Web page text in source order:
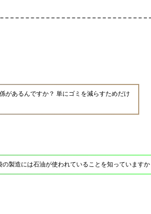
があるんですか？ 単にゴミを減らすためだけ
製造には石油が使われていることを知っていますか